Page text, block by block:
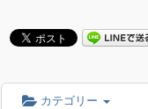
カテゴリー
05:00
06:00